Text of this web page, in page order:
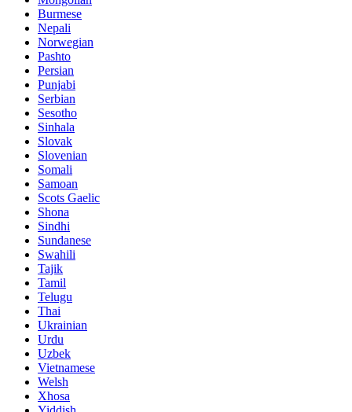
Burmese
Nepali
Norwegian
Pashto
Persian
Punjabi
Serbian
Sesotho
Sinhala
Slovak
Slovenian
Somali
Samoan
Scots Gaelic
Shona
Sindhi
Sundanese
Swahili
Tajik
Tamil
Telugu
Thai
Ukrainian
Urdu
Uzbek
Vietnamese
Welsh
Xhosa